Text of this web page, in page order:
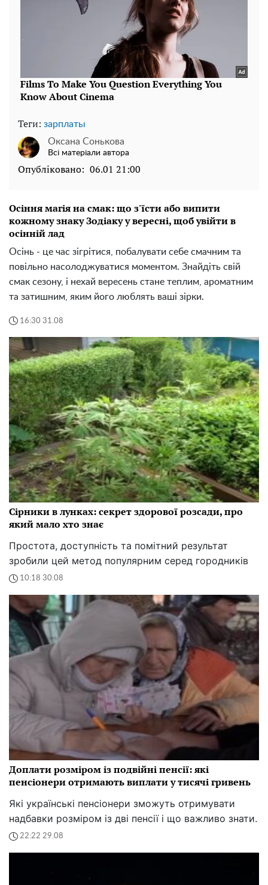
Теги: зарплаты
Оксана Сонькова
Всі матеріали автора
Опубліковано: 06.01 21:00
Осіння магія на смак: що з'їсти або випити
кожному знаку Зодіаку у вересні, щоб увійти в
осінній лад
Осінь - це час зігрітися, побалувати себе смачним та
повільно насолоджуватися моментом. Знайдіть свій
смак сезону, і нехай вересень стане теплим, ароматним
та затишним, яким його люблять ваші зірки.
16:30 31.08
Сірники в лунках: секрет здорової розсади, про
який мало хто знає
Простота, доступність та помітний результат
зробили цей метод популярним серед городників
10:18 30.08
Доплати розміром із подвійні пенсії: які
пенсіонери отримають виплати у тисячі гривень
Які українські пенсіонери зможуть отримувати
надбавки розміром із дві пенсії і що важливо знати.
22:22 29.08